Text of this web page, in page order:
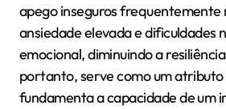
apego inseguros frequentemente
ansiedade elevada e dificuldades
emocional, diminuindo a
portanto, serve como um atributo
fundamenta a capacidade de um